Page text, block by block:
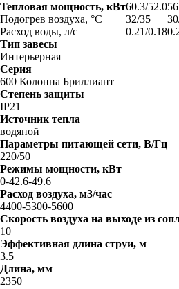
Тепловая мощность, кВт60.3/52.0
Подогрев воздуха, °С
32/35
Расход воды, л/с
0.21/0.18
Тип завесы
Интерьерная
Серия
600 Колонна Бриллиант
Степень защиты
IP21
Источник тепла
водяной
Параметры питающей сети, В/Гц
220/50
Режимы мощности, кВт
0-42.6-49.6
Расход воздуха, м3/час
4400-5300-5600
Скорость воздуха на выходе из
10
Эффективная длина струи, м
3.5
Длина, мм
2350